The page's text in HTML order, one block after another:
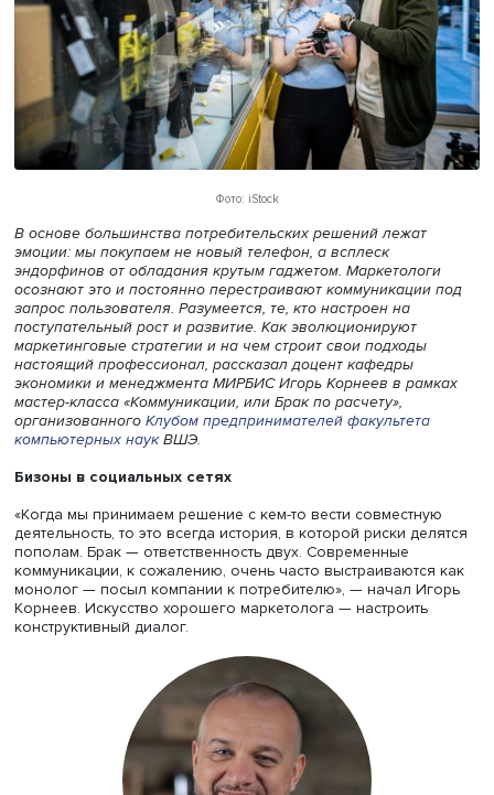
Фото: iStock
В основе большинства потребительских решений лежат
эмоции: мы покупаем не новый телефон, а всплеск
эндорфинов от обладания крутым гаджетом.
осознают это и постоянно перестраивают
запрос пользователя. Разумеется, те, кто настроен на
поступательный рост и развитие. Как эволюционируют
настоящий профессионал, рассказал доцент кафедры
мастер-класса «Коммуникации, или Брак по расчету»,
организованногоКлубом предпринимателей факультета
компьютерных наукВШЭ.
Бизоны в социальных сетях
«Когда мы принимаем решение с кем-то вести
деятельность, то это всегда история, в которой риски
пополам. Брак — ответственность двух. Современные
коммуникации, к сожалению, очень часто
монолог — посыл компании к потребителю», — начал
Корнеев. Искусство хорошего маркетолога — настроить
конструктивный диалог.